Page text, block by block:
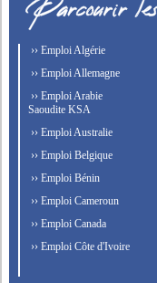
›› Emploi Algérie
›› Emploi Allemagne
›› Emploi Arabie
Saoudite KSA
›› Emploi Australie
›› Emploi Belgique
›› Emploi Bénin
›› Emploi Cameroun
›› Emploi Canada
›› Emploi Côte d'Ivoire